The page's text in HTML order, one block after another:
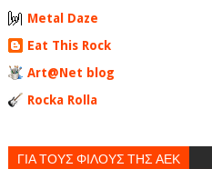
Metal Daze
Eat This Rock
Art@Net blog
Rocka Rolla
ΓΙΑ ΤΟΥΣ ΦΙΛΟΥΣ ΤΗΣ ΑΕΚ